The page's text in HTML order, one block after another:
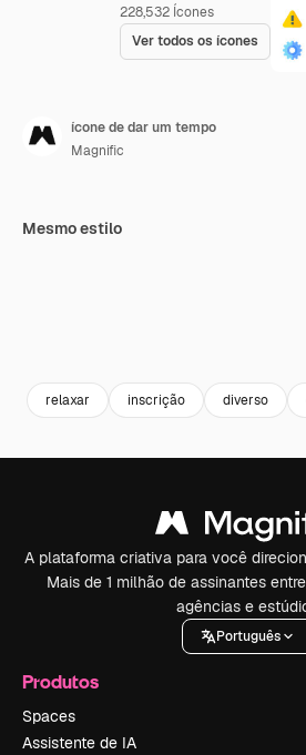
228,532 Ícones
Ver todos os ícones
ícone de dar um tempo
Magnific
Mesmo estilo
relaxar inscrição diverso
A plataforma criativa para você
Mais de 1 milhão de assinantes
agências e
Português
Produtos
Spaces
Assistente de IA